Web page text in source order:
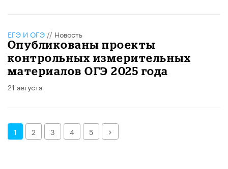
ЕГЭ И ОГЭ // Новость
​Опубликованы проекты
контрольных измерительных
материалов ОГЭ 2025 года
21 августа
1 2 3 4 5 Далее